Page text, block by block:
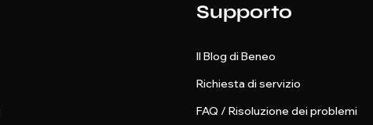
Supporto
Il Blog di Beneo
Richiesta di servizio
FAQ / Risoluzione dei problemi